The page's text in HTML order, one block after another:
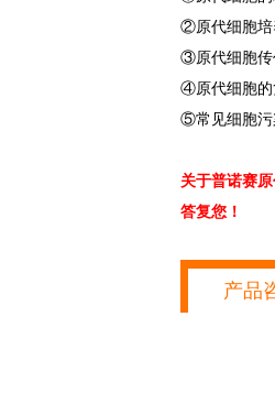
②原代细胞培
③原代细胞传
④原代细胞的
⑤常见细胞污
关于普诺赛
答复您！
产品